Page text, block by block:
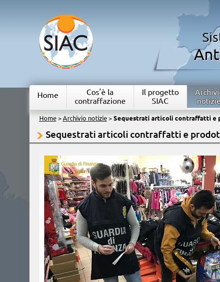
Home
Cos'è la
contraffazione
Il progetto
SIAC
Home> Archivio notizie> Sequestrati articoli contraffatti e
Sequestrati articoli contraffatti e